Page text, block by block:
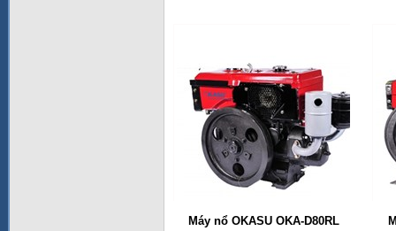
Máy nổ OKASU OKA-D80RL